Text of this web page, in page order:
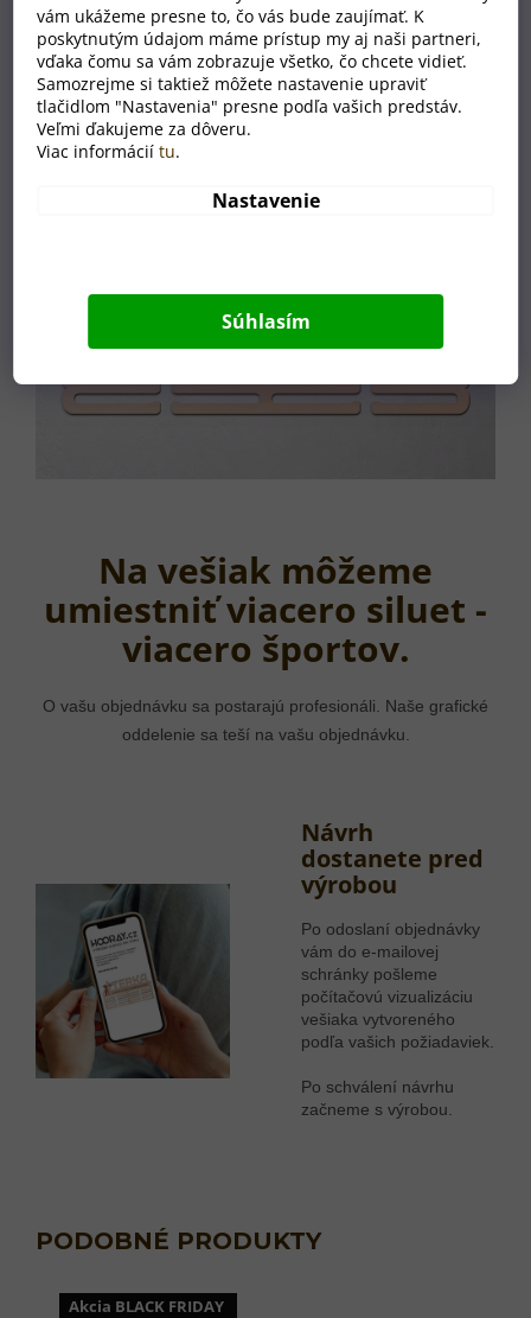
vám ukážeme presne to, čo vás bude zaujímať. K
poskytnutým údajom máme prístup my aj naši partneri,
vďaka čomu sa vám zobrazuje všetko, čo chcete vidieť.
Samozrejme si taktiež môžete nastavenie upraviť
tlačidlom "Nastavenia" presne podľa vašich predstáv.
Veľmi ďakujeme za dôveru.
Viac informáciítu.
Nastavenie
Súhlasím
Na vešiak môžeme
umiestniť viacero siluet -
viacero športov.
O vašu objednávku sa postarajú profesionáli. Naše grafické
oddelenie sa teší na vašu objednávku.
Návrh
dostanete pred
výrobou
Po odoslaní objednávky
vám do e-mailovej
schránky pošleme
počítačovú vizualizáciu
vešiaka vytvoreného
podľa vašich požiadaviek.
Po schválení návrhu
začneme s výrobou.
Akcia BLACK FRIDAY